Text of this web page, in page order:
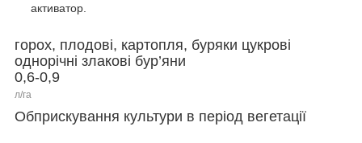
активатор.
горох, плодові, картопля, буряки цукрові
однорічні злакові бур’яни
0,6-0,9
л/га
Обприскування культури в період вегетації